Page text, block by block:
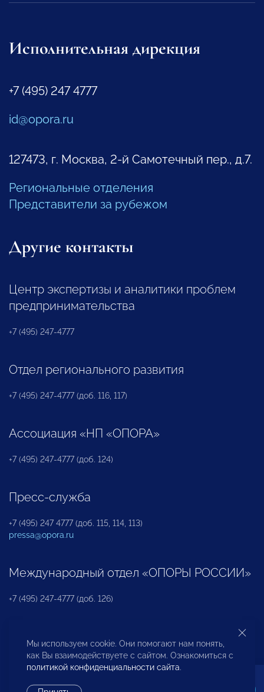
Исполнительная дирекция
+7 (495) 247 4777
id@opora.ru
127473, г. Москва, 2-й Самотечный пер., д.7.
Региональные отделения
Представители за рубежом
Другие контакты
Центр экспертизы и аналитики проблем
предпринимательства
+7 (495) 247-4777
Отдел регионального развития
+7 (495) 247-4777 (доб. 116, 117)
Ассоциация «НП «ОПОРА»
+7 (495) 247-4777 (доб. 124)
Пресс-служба
+7 (495) 247 4777 (доб. 115, 114, 113)
pressa@opora.ru
Международный отдел «ОПОРЫ РОССИИ»
+7 (495) 247-4777 (доб. 126)
Бюро по защите прав предпринимателей и
инвесторов
Мы используем cookie. Они помогают нам понять,
как Вы взаимодействуете с сайтом. Ознакомиться с
политикой конфиденциальности сайта.